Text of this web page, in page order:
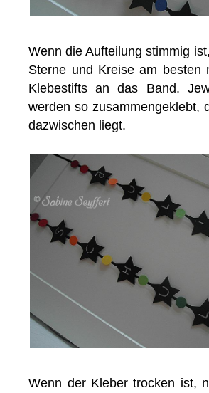
Wenn die Aufteilung stimmig
Sterne und Kreise am besten
Klebestifts an das Band.
werden so zusammengeklebt,
dazwischen liegt.
Wenn der Kleber trocken ist,